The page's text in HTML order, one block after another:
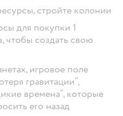
стройте колонии
для покупки 1
чтобы создать свою
игровое поле
гравитации”,
времена”, которые
его назад